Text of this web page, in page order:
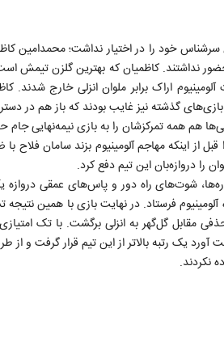
سرشناس خود را در اختیار نداشت؛ محمدامین
حضور نداشتند. کاظمیان که بهترین گلزن
اراک برابر ملوان انزلی خارج شدند.
بازی‌های گذشته نیز غایب بودند که باز هم در
هم همه تمرکزشان را به بازی نیمه‌نهایی
دروازه‌بان این تیم دفع کرد.
فرستاد. در نهایت بازی با همین نتیجه
نکردند.